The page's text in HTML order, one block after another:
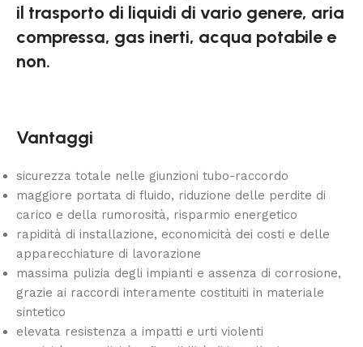
il trasporto di liquidi di vario genere, aria
compressa, gas inerti, acqua potabile e
non.
Vantaggi
sicurezza totale nelle giunzioni tubo-raccordo
maggiore portata di fluido, riduzione delle perdite di
carico e della rumorosità, risparmio energetico
rapidità di installazione, economicità dei costi e delle
apparecchiature di lavorazione
massima pulizia degli impianti e assenza di corrosione,
grazie ai raccordi interamente costituiti in materiale
sintetico
elevata resistenza a impatti e urti violenti